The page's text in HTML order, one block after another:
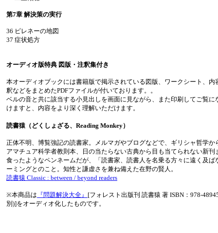
第7章 解決策の実行
36 ピレネーの地図
37 症状処方
オーディオ版特典 図版・注釈集付き
本オーディオブックには書籍版で掲示されている図版、ワークシート、内
釈などをまとめたPDFファイルが付いております。。
ベルの音と共に該当する小見出しを画面に見ながら、また印刷してご覧に
けますと、内容をより深く理解いただけます。
読書猿（どくしょざる、Reading Monkey）
正体不明、博覧強記の読書家。メルマガやブログなどで、ギリシャ哲学か
アマチュア科学者教則本、日の当たらない古典から目も当てられない新刊
食ったようなペンネームだが、「読書家、読書人を名乗る方々に遠く及ば
ーミングとのこと。知性と謙虚さを兼ね備えた在野の賢人。
読書猿 Classic : between / beyond readers
※本商品は 『問題解決大全』 [フォレスト出版刊 読書猿 著 ISBN：978-
別)]をオーディオ化したものです。